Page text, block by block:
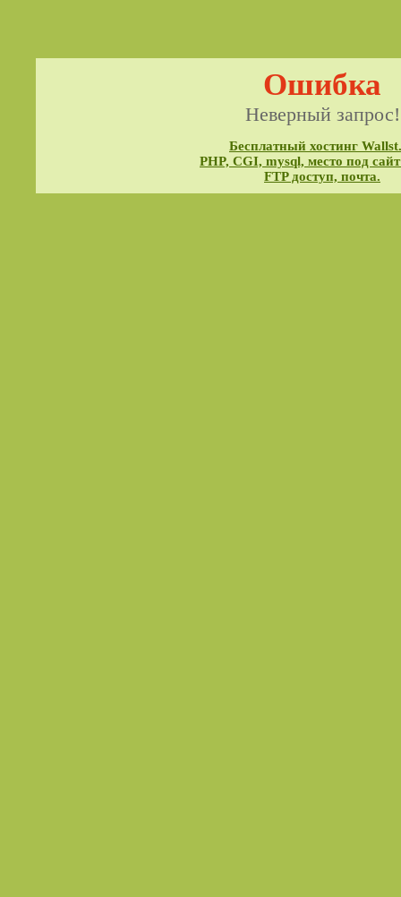
Ошибка
Неверный запрос!
Бесплатный хостинг
PHP, CGI, mysql, место под
FTP доступ, почта.